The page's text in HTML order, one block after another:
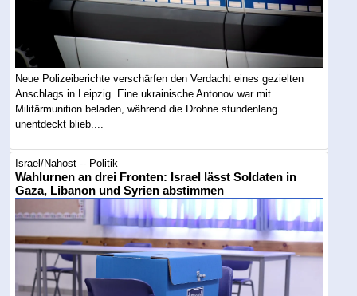
Neue Polizeiberichte verschärfen den Verdacht eines gezielten
Anschlags in Leipzig. Eine ukrainische Antonov war mit
Militärmunition beladen, während die Drohne stundenlang
unentdeckt blieb....
Israel/Nahost -- Politik
Wahlurnen an drei Fronten: Israel lässt Soldaten in
Gaza, Libanon und Syrien abstimmen